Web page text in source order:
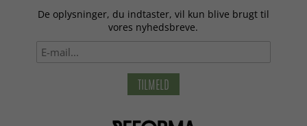
De oplysninger, du indtaster, vil kun blive brugt til
vores nyhedsbreve.
TILMELD